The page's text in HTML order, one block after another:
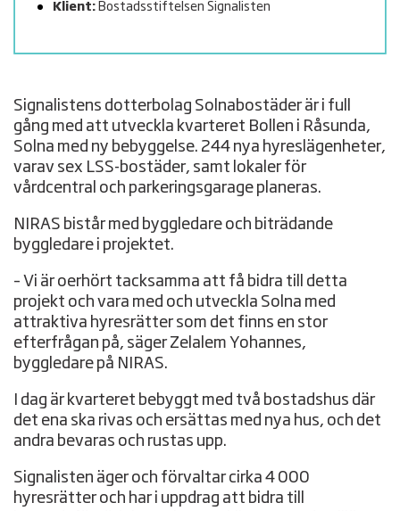
Klient: Bostadsstiftelsen Signalisten
Signalistens dotterbolag Solnabostäder är i full
gång med att utveckla kvarteret Bollen i Råsunda,
Solna med ny bebyggelse. 244 nya hyreslägenheter,
varav sex LSS-bostäder, samt lokaler för
vårdcentral och parkeringsgarage planeras.
NIRAS bistår med byggledare och biträdande
byggledare i projektet.
– Vi är oerhört tacksamma att få bidra till detta
projekt och vara med och utveckla Solna med
attraktiva hyresrätter som det finns en stor
efterfrågan på, säger Zelalem Yohannes,
byggledare på NIRAS.
I dag är kvarteret bebyggt med två bostadshus där
det ena ska rivas och ersättas med nya hus, och det
andra bevaras och rustas upp.
Signalisten äger och förvaltar cirka 4 000
hyresrätter och har i uppdrag att bidra till